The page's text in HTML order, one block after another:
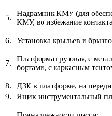
5.
Надрамник КМУ (для
КМУ, во избежание
6. Установка крыльев и
7.
Платформа грузовая, с
бортами, с каркасным
8. ДЗК в платформе, на
9.
Ящик инструментальный